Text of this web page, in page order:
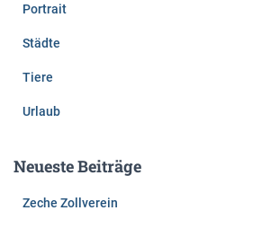
Portrait
Städte
Tiere
Urlaub
Neueste Beiträge
Zeche Zollverein